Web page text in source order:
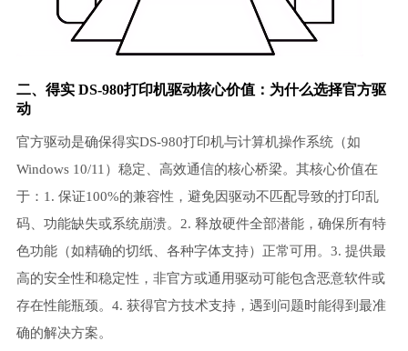
二、得实 DS-980打印机驱动核心价值：为什么选择官方驱
动
官方驱动是确保得实DS-980打印机与计算机操作系统（如
Windows 10/11）稳定、高效通信的核心桥梁。其核心价值在
于：1. 保证100%的兼容性，避免因驱动不匹配导致的打印乱
码、功能缺失或系统崩溃。2. 释放硬件全部潜能，确保所有特
色功能（如精确的切纸、各种字体支持）正常可用。3. 提供最
高的安全性和稳定性，非官方或通用驱动可能包含恶意软件或
存在性能瓶颈。4. 获得官方技术支持，遇到问题时能得到最准
确的解决方案。